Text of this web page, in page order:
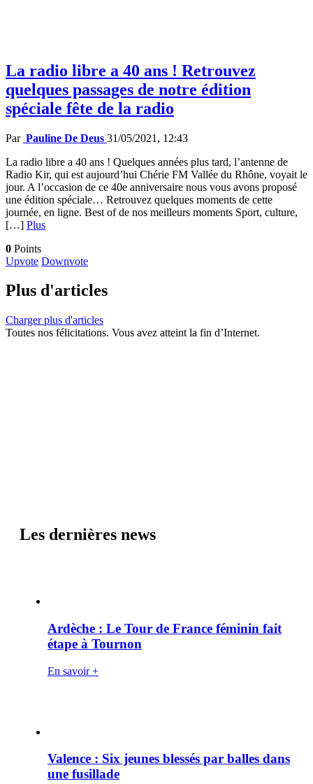
La radio libre a 40 ans ! Retrouvez
quelques passages de notre édition
spéciale fête de la radio
Par Pauline De Deus 31/05/2021, 12:43
La radio libre a 40 ans ! Quelques années plus tard, l’antenne de
Radio Kir, qui est aujourd’hui Chérie FM Vallée du Rhône, voyait le
jour. A l’occasion de ce 40e anniversaire nous vous avons proposé
une édition spéciale… Retrouvez quelques moments de cette
journée, en ligne. Best of de nos meilleurs moments Sport, culture,
[…] Plus
0 Points
Upvote Downvote
Plus d'articles
Charger plus d'articles
Toutes nos félicitations. Vous avez atteint la fin d’Internet.
Les dernières news
Ardèche : Le Tour de France féminin fait
étape à Tournon
En savoir +
Valence : Six jeunes blessés par balles dans
une fusillade